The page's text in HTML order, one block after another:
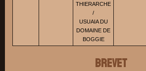
THIERARCHE
/
USUAIA DU
DOMAINE DE
BOGGIE
BREVET